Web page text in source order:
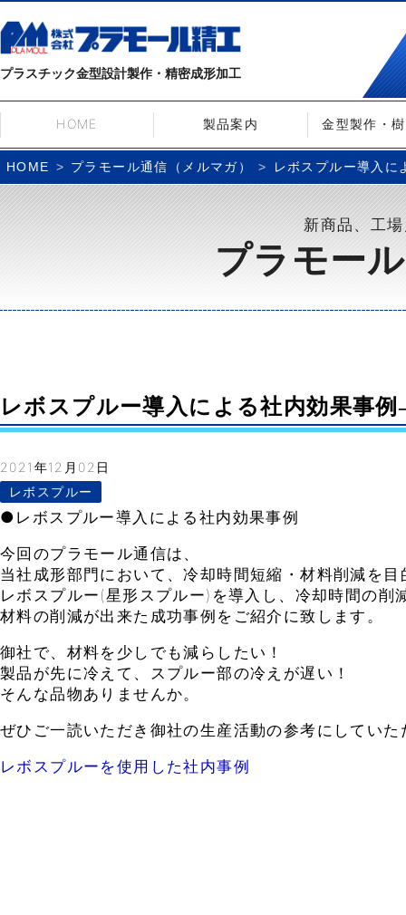
プラスチック金型設計製作・精密成形加工
HOME 製品案内 金型製作・
HOME プラモール通信（メルマガ） レボスプルー導入
新商品、工
プラモー
レボスプルー導入による社内効果事例
2021年12月02日
レボスプルー
●レボスプルー導入による社内効果事例
今回のプラモール通信は、
当社成形部門において、冷却時間短縮・材料削減を目
レボスプルー(星形スプルー)を導入し、冷却時間の削
材料の削減が出来た成功事例をご紹介に致します。
御社で、材料を少しでも減らしたい！
製品が先に冷えて、スプルー部の冷えが遅い！
そんな品物ありませんか。
ぜひご一読いただき御社の生産活動の参考にしてい
レボスプルーを使用した社内事例